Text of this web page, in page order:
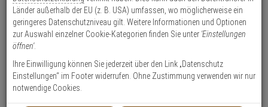
Zeichen
ein,
um
Suche
Suche
gestartet
Sicherheitsnebel Modular
500 750ml 1500m³ in 48sec
Produktmerkmale
Datenblatt drucken
Länder außerhalb der EU (z. B. USA) umfassen, wo möglicherweise ein
geringeres Datenschutzniveau gilt. Weitere Informationen und Optionen
zur Auswahl einzelner Cookie-Kategorien finden Sie unter 'Einstellungen
öffnen'.
Ihre Einwilligung können Sie jederzeit über den Link „Datenschutz
Einstellungen“ im Footer widerrufen. Ohne Zustimmung verwenden wir nur
notwendige Cookies.